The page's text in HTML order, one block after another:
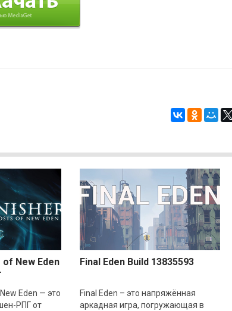
New Eden
Eden — это
РПГ от
Final Eden Build 13835593
Final Eden – это напряжённая
аркадная игра, погружающая в